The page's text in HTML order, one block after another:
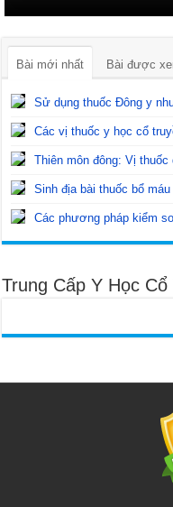
Bài mới nhất Bài được
Sử dụng thuốc Đông y
Các vị thuốc y học cổ
Thiên môn đông: Vị
Sinh địa bài thuốc bổ
Các phương pháp kiểm
Trung Cấp Y Học Cổ